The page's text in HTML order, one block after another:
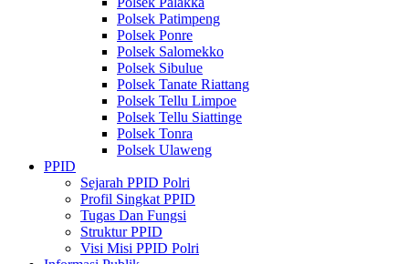
Polsek Patimpeng
Polsek Ponre
Polsek Salomekko
Polsek Sibulue
Polsek Tanate Riattang
Polsek Tellu Limpoe
Polsek Tellu Siattinge
Polsek Tonra
Polsek Ulaweng
PPID
Sejarah PPID Polri
Profil Singkat PPID
Tugas Dan Fungsi
Struktur PPID
Visi Misi PPID Polri